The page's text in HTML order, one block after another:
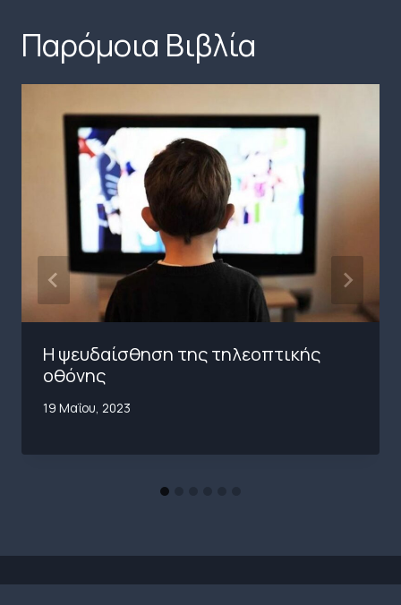
Παρόμοια Βιβλία
Η ψευδαίσθηση της τηλεοπτικής
οθόνης
19 Μαΐου, 2023